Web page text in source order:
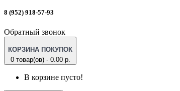
8 (952) 918-57-93
Обратный звонок
КОРЗИНА ПОКУПОК
0 товар(ов) - 0.00 р.
В корзине пусто!